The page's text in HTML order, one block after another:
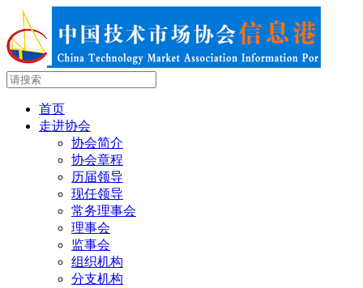
首页
走进协会
协会简介
协会章程
历届领导
现任领导
常务理事会
理事会
监事会
组织机构
分支机构